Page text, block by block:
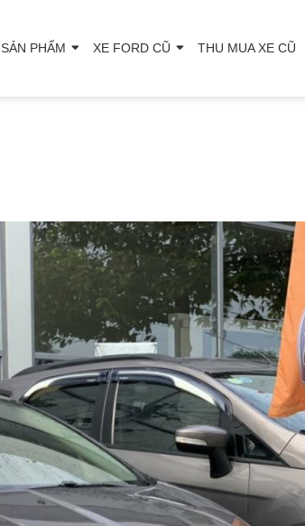
SẢN PHẨM XE FORD CŨ THU MUA XE CŨ